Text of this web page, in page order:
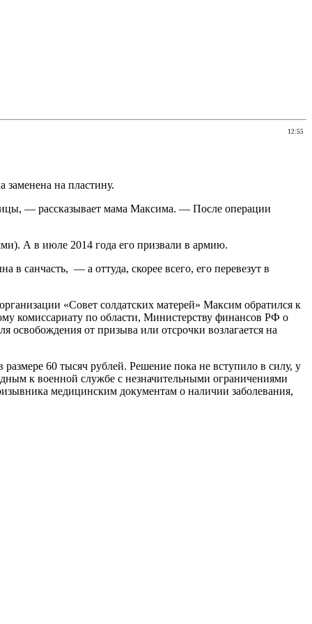
12:55
на пластину.
— рассказывает мама Максима. — После операции
А в июле 2014 года его призвали в армию.
санчасть, — а оттуда, скорее всего, его перевезут в
«Совет солдатских матерей» Максим обратился к
комиссариату по области, Министерству финансов РФ о
от призыва или отсрочки возлагается на
60 тысяч рублей. Решение пока не вступило в силу, у
к военной службе с незначительными ограничениями
медицинским документам о наличии заболевания,